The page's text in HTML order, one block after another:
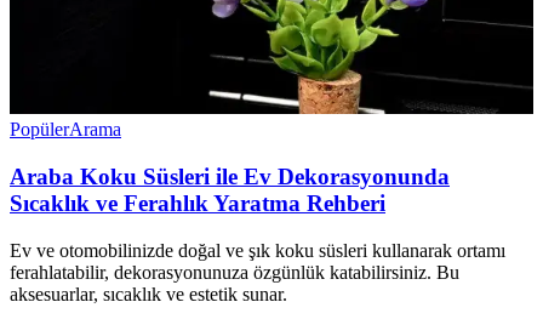
PopülerArama
Araba Koku Süsleri ile Ev Dekorasyonunda
Sıcaklık ve Ferahlık Yaratma Rehberi
Ev ve otomobilinizde doğal ve şık koku süsleri kullanarak ortamı
ferahlatabilir, dekorasyonunuza özgünlük katabilirsiniz. Bu
aksesuarlar, sıcaklık ve estetik sunar.